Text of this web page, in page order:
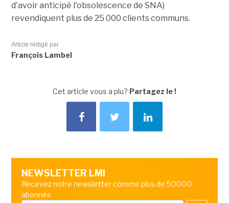
d'avoir anticipé l'obsolescence de SNA)
revendiquent plus de 25 000 clients communs.
Article rédigé par
François Lambel
Cet article vous a plu? Partagez le !
NEWSLETTER LMI
Recevez notre newsletter comme plus de 50000
abonnés